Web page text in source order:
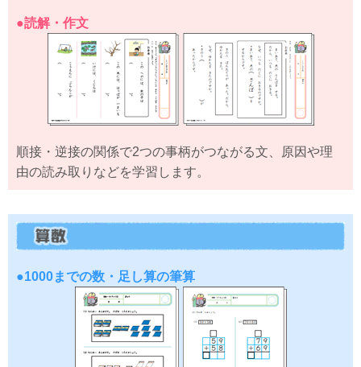
●読解・作文
順接・逆接の関係で2つの事柄がつながる文、原因や理
由の読み取りなどを学習します。
●1000までの数・足し算の筆算